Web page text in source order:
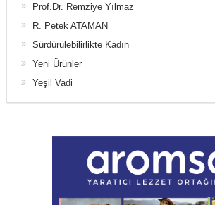
Prof.Dr. Remziye Yılmaz
R. Petek ATAMAN
Sürdürülebilirlikte Kadın
Yeni Ürünler
Yeşil Vadi